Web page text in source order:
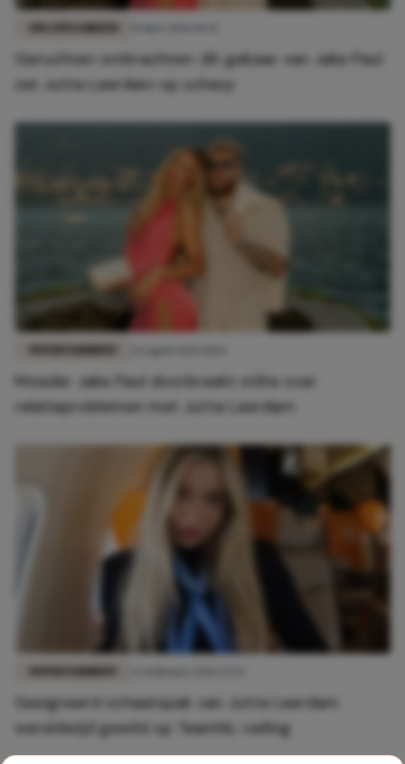
Geruchten ontkrachten: dít gebaar van Jake Paul
zet Jutta Leerdam op scherp
ENTERTAINMENT
Moeder Jake Paul doorbreekt stilte over
relatieproblemen met Jutta Leerdam
Gesigneerd schaatspak van Jutta Leerdam
wereldwijd gewild op TeamNL-veiling